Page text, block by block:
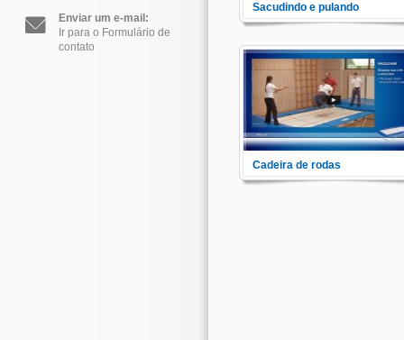
Enviar um e-mail:
Ir para o Formulário de
contato
Sacudindo e pulando
Aqui você verá exercícios com
Cadeira de rodas
Já pensou em pular em um